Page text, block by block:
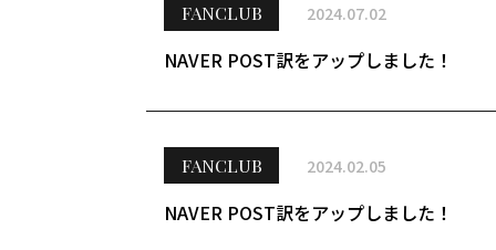
FANCLUB 2024.07.02
NAVER POST訳をアップしました！
FANCLUB 2024.02.05
NAVER POST訳をアップしました！